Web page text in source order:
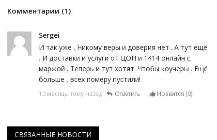
Комментарии (1)
Sergei
И так уже . Никому веры и доверия нет . А тут ещё
. И доставки и услуги от ЦОН и 1414 онлайн с
маржой . Теперь и тут хотят .Чтобы коучеры . Ещё
больше , всех померу пустили!
10 месяцы тому назад Ответить Нравится (0)
СВЯЗАННЫЕ НОВОСТИ